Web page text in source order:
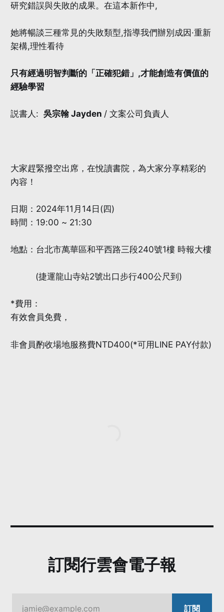
研究錯誤與失敗的成果。在這本新作中,
她將暢談三種常見的失敗類型,指導我們辦別成因·重新
架構,理性看待
只有經過明智判斷的「正確犯錯」,才能創造有價值的
經驗學習
説書人: 吳宗翰 Jayden / 文案公司負責人
大家趕緊撥空出席，在悅讀書院，為大家分享精彩的
內容！
日期：2024年11月14日(四)
時間：19:00 ~ 21:30
地點：台北市萬華區和平西路三段240號1樓 時報大樓
(捷運龍山寺站2號出口步行400公尺到)
*費用：
有效會員免費，
非會員酌收場地服務費NTD400(*可用LINE PAY付款)
訂閱行雲會電子報
jamie@example.com 訂閱